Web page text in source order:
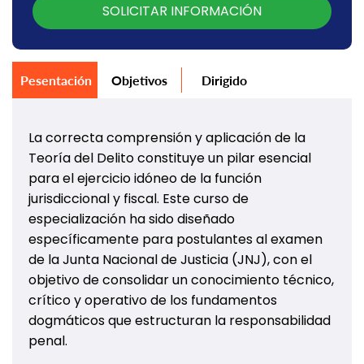
Pesentación Objetivos Dirigido
La correcta comprensión y aplicación de la
Teoría del Delito constituye un pilar esencial
para el ejercicio idóneo de la función
jurisdiccional y fiscal. Este curso de
especialización ha sido diseñado
específicamente para postulantes al examen
de la Junta Nacional de Justicia (JNJ), con el
objetivo de consolidar un conocimiento técnico,
crítico y operativo de los fundamentos
dogmáticos que estructuran la responsabilidad
penal.
SOLICITAR INFORMACIÓN